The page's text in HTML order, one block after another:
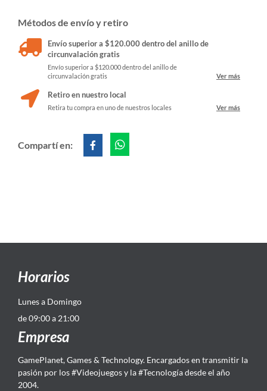
Métodos de envío y retiro
Envío superior a $120.000 dentro del anillo de
circunvalación gratis
Envío superior a $120.000 dentro del anillo de
circunvalación gratis
Ver más
Retiro en nuestro local
Retira tu compra en uno de nuestros locales Ver más
Compartí en:
Horarios
Lunes a Domingo
de 09:00 a 21:00
Empresa
GamePlanet, Games & Technology. Encargados en transmitir la
pasión por los #Videojuegos y la #Tecnología desde el año
2004.